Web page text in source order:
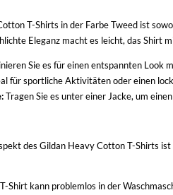
T-Shirts in der Farbe Tweed ist
Eleganz macht es leicht, das Shirt
Sie es für einen entspannten Look
für sportliche Aktivitäten oder einen
Tragen Sie es unter einer Jacke, um
des Gildan Heavy Cotton T-Shirts
Shirt kann problemlos in der